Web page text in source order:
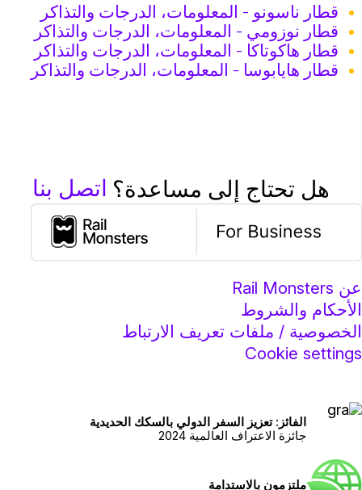
قطار ناسونو - المعلومات، الدرجات والتذاكر
قطار نوزومي - المعلومات، الدرجات والتذاكر
قطار هاكوتاكا - المعلومات، الدرجات والتذاكر
قطار هايابوسا - المعلومات، الدرجات والتذاكر
هل تحتاج إلى مساعدة؟ اتصل بنا
عن Rail Monsters
الأحكام والشروط
الخصوصية / ملفات تعريف الارتباط
Cookie settings
الفائز: تعزيز السفر الدولي بالسكك الحديدية
جائزة الاعتراف العالمية 2024
ملتزمون بالاستدامة